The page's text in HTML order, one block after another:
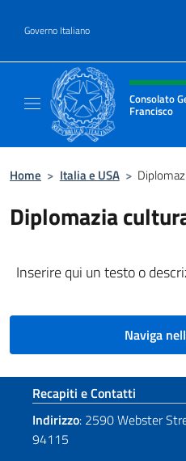
Governo Italiano
Intestazione
Consolato
Francisco
Home > Italia e USA >
Diplomazia
Inserire qui un testo o
Naviga
Sezione footer
Recapiti e Contatti
Indirizzo: 2590 Webster
94115